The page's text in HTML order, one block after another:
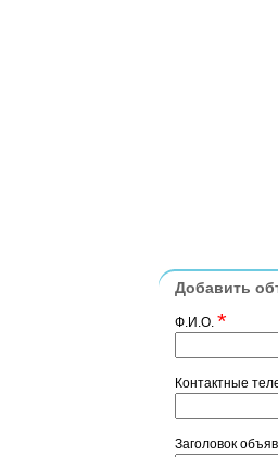
Добавить
Ф.И.О. *
Контактные
Заголовок